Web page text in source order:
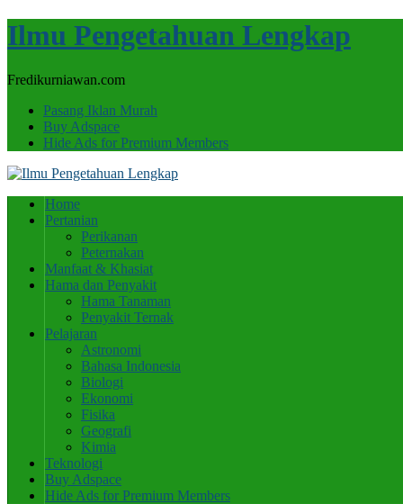
Ilmu Pengetahuan Lengkap
Fredikurniawan.com
Pasang Iklan Murah
Buy Adspace
Hide Ads for Premium Members
Home
Pertanian
Perikanan
Peternakan
Manfaat & Khasiat
Hama dan Penyakit
Hama Tanaman
Penyakit Ternak
Pelajaran
Astronomi
Bahasa Indonesia
Biologi
Ekonomi
Fisika
Geografi
Kimia
Teknologi
Buy Adspace
Hide Ads for Premium Members